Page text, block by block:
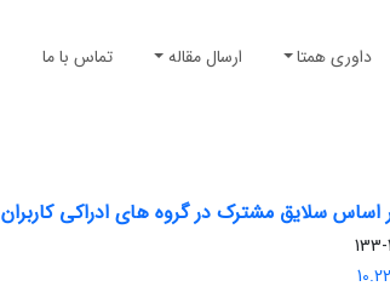
داوری همتا ارسال مقاله تماس با ما
سلایق مشترک در گروه های ادراکی کاربران